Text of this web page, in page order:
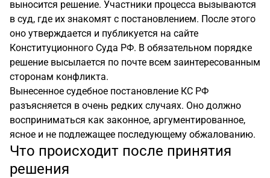
выносится решение. Участники процесса вызываются
в суд, где их знакомят с постановлением. После этого
оно утверждается и публикуется на сайте
Конституционного Суда РФ. В обязательном порядке
решение высылается по почте всем заинтересованным
сторонам конфликта.
Вынесенное судебное постановление КС РФ
разъясняется в очень редких случаях. Оно должно
восприниматься как законное, аргументированное,
ясное и не подлежащее последующему обжалованию.
Что происходит после принятия
решения